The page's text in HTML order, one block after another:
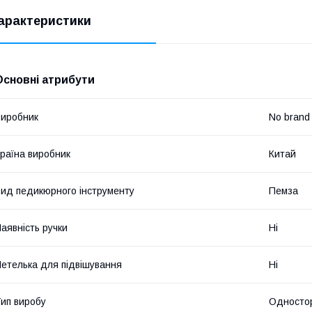
атрибути
No brand
виробник Китай
педикюрного інструменту Пемза
ручки Ні
для підвішування Ні
виробу